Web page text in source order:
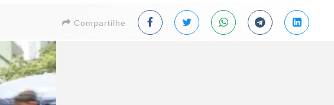
Compartilhe